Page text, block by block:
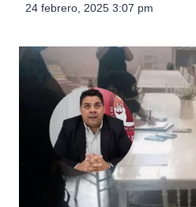
24 febrero, 2025 3:07 pm